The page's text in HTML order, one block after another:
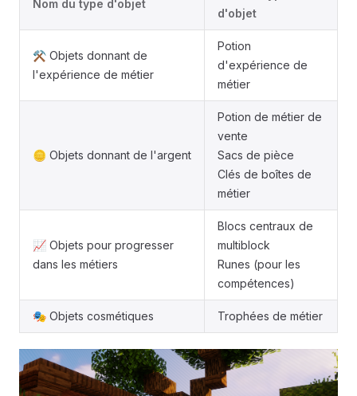
Nom du type d'objet
d'objet
⚒️ Objets donnant de
l'expérience de métier
Potion
d'expérience de
métier
🪙 Objets donnant de l'argent
Potion de métier de
vente
Sacs de pièce
Clés de boîtes de
métier
📈 Objets pour progresser
dans les métiers
Blocs centraux de
multiblock
Runes (pour les
compétences)
🎭 Objets cosmétiques Trophées de métier